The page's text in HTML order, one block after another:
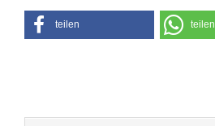
teilen teilen